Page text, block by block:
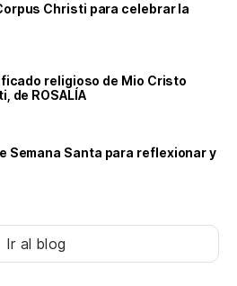
Christi para celebrar la
religioso de Mio Cristo
de ROSALÍA
Semana Santa para reflexionar y
Ir al blog